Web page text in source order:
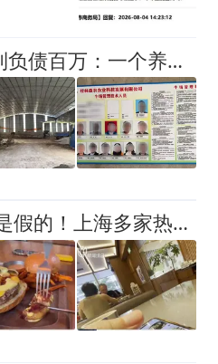
从“零风险零投入”到负债百万：一个养牛项目崩盘后，谁该为农户的贷款买单丨红星调查
很多人爱吃，竟然是假的！上海多家热门餐饮店被曝光，网友热议